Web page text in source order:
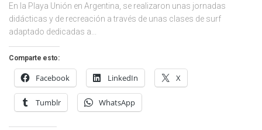
En la Playa Unión en Argentina, se realizaron unas jornadas
didácticas y de recreación a través de unas clases de surf
adaptado dedicadas a...
Comparte esto:
Facebook LinkedIn X
Tumblr WhatsApp